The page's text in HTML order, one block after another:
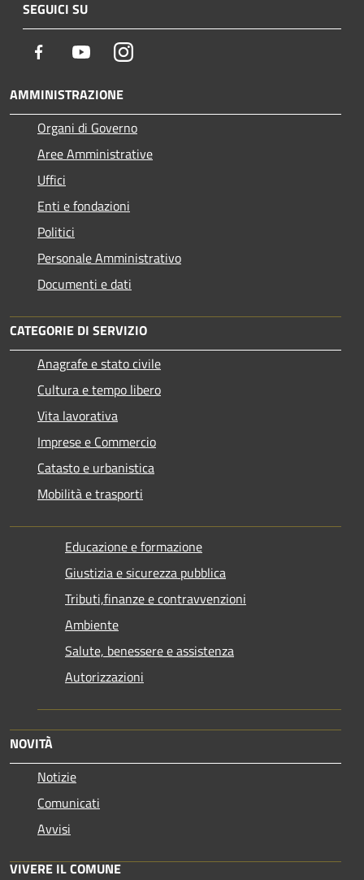
SEGUICI SU
Facebook YoutubeInstagram
AMMINISTRAZIONE
Organi di Governo
Aree Amministrative
Uffici
Enti e fondazioni
Politici
Personale Amministrativo
Documenti e dati
CATEGORIE DI SERVIZIO
Anagrafe e stato civile
Cultura e tempo libero
Vita lavorativa
Imprese e Commercio
Catasto e urbanistica
Mobilità e trasporti
Educazione e formazione
Giustizia e sicurezza pubblica
Tributi,finanze e contravvenzioni
Ambiente
Salute, benessere e assistenza
Autorizzazioni
NOVITÀ
Notizie
Comunicati
Avvisi
VIVERE IL COMUNE